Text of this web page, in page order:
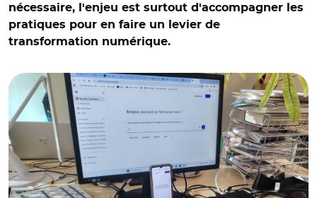
nécessaire, l'enjeu est surtout d'accompagner les
pratiques pour en faire un levier de
transformation numérique.